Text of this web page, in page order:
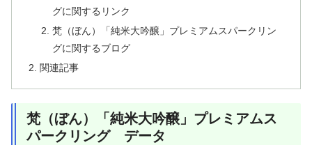
グに関するリンク
梵（ぼん）「純米大吟醸」プレミアムスパークリン
グに関するブログ
関連記事
梵（ぼん）「純米大吟醸」プレミアムス
パークリング データ